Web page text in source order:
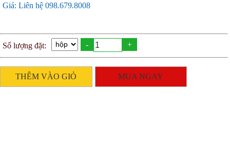
Giá: Liên hệ 098.679.8008
Số lượng đặt: - +
THÊM VÀO GIỎ MUA NGAY